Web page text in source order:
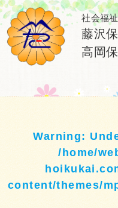
社会福
藤沢
高岡
Warning:
/home/
content/themes/